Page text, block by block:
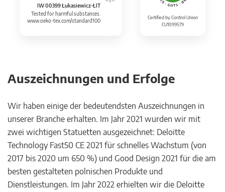
IW 00399 Łukasiewicz-ŁIT
Tested for harmful substances.
www.oeko-tex.com/standard100
Certified by Control Union
CU1099579
Auszeichnungen und Erfolge
Wir haben einige der bedeutendsten Auszeichnungen in
unserer Branche erhalten. Im Jahr 2021 wurden wir mit
zwei wichtigen Statuetten ausgezeichnet: Deloitte
Technology Fast50 CE 2021 für schnelles Wachstum (von
2017 bis 2020 um 650 %) und Good Design 2021 für die am
besten gestalteten polnischen Produkte und
Dienstleistungen. Im Jahr 2022 erhielten wir die Deloitte